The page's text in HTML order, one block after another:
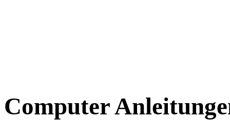
Computer